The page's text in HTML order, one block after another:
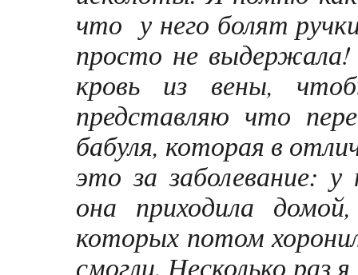
что у него болят
просто не
кровь из вены,
представляю что
бабуля, которая в
это за заболевание:
она приходила
которых потом
смогли. Несколько раз